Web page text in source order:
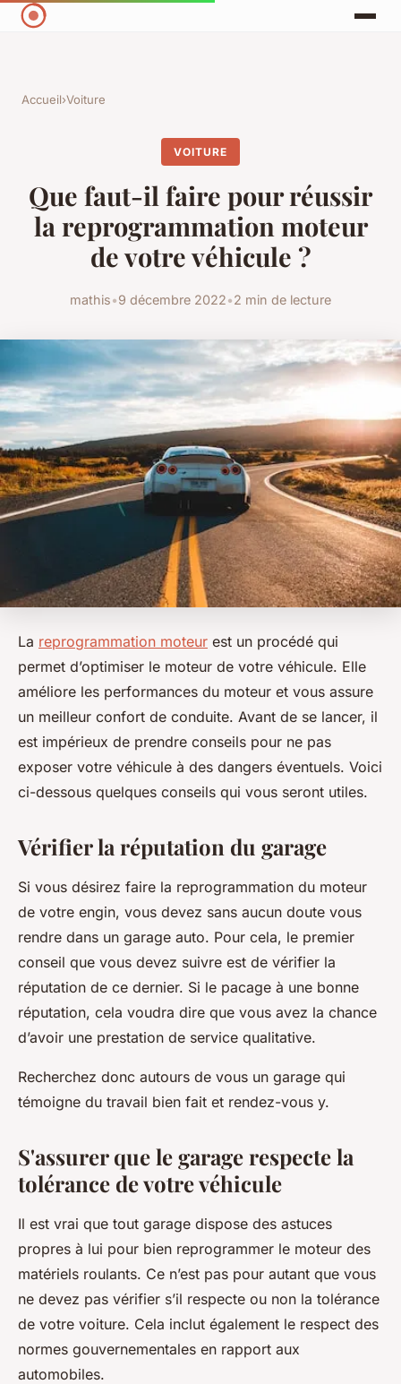
Accueil›Voiture
VOITURE
Que faut-il faire pour réussir
la reprogrammation moteur
de votre véhicule ?
mathis•9 décembre 2022•2 min de lecture
La reprogrammation moteur est un procédé qui
permet d’optimiser le moteur de votre véhicule. Elle
améliore les performances du moteur et vous assure
un meilleur confort de conduite. Avant de se lancer, il
est impérieux de prendre conseils pour ne pas
exposer votre véhicule à des dangers éventuels. Voici
ci-dessous quelques conseils qui vous seront utiles.
Vérifier la réputation du garage
Si vous désirez faire la reprogrammation du moteur
de votre engin, vous devez sans aucun doute vous
rendre dans un garage auto. Pour cela, le premier
conseil que vous devez suivre est de vérifier la
réputation de ce dernier. Si le pacage à une bonne
réputation, cela voudra dire que vous avez la chance
d’avoir une prestation de service qualitative.
Recherchez donc autours de vous un garage qui
témoigne du travail bien fait et rendez-vous y.
S'assurer que le garage respecte la
tolérance de votre véhicule
Il est vrai que tout garage dispose des astuces
propres à lui pour bien reprogrammer le moteur des
matériels roulants. Ce n’est pas pour autant que vous
ne devez pas vérifier s’il respecte ou non la tolérance
de votre voiture. Cela inclut également le respect des
normes gouvernementales en rapport aux
automobiles.